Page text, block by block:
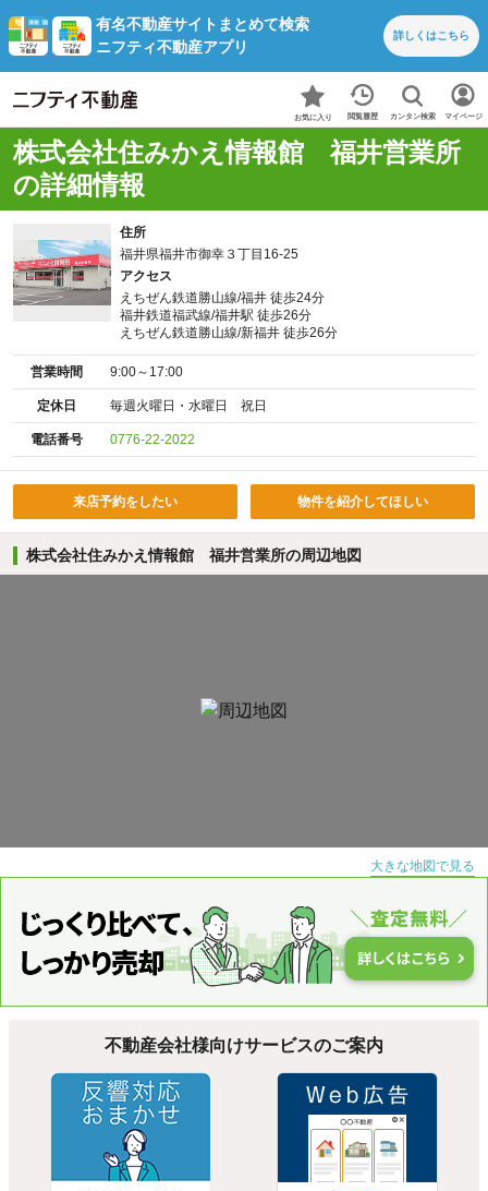
有名不動産サイトまとめて検索
ニフティ不動産アプリ
詳しくはこちら
お気に入り 閲覧履歴 カンタン検索 マイページ
株式会社住みかえ情報館 福井営業所
の詳細情報
住所
福井県福井市御幸３丁目16-25
アクセス
えちぜん鉄道勝山線/福井 徒歩24分
福井鉄道福武線/福井駅 徒歩26分
えちぜん鉄道勝山線/新福井 徒歩26分
営業時間 9:00～17:00
定休日 毎週火曜日・水曜日 祝日
電話番号 0776-22-2022
来店予約をしたい 物件を紹介してほしい
株式会社住みかえ情報館 福井営業所の周辺地図
大きな地図で見る
不動産会社様向けサービスのご案内